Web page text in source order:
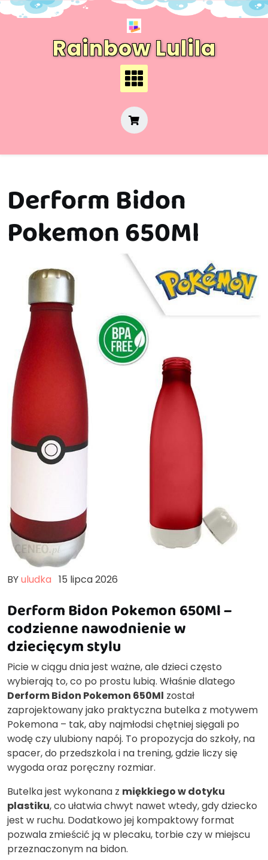
Skip
Rainbow Lulila
Derform Bidon
Pokemon 650Ml
BYuludka 15 lipca 2026
Derform Bidon Pokemon 650Ml –
codzienne nawodnienie w
dziecięcym stylu
Picie w ciągu dnia jest ważne, ale dzieci często
wybierają to, co po prostu lubią. Właśnie dlatego
Derform Bidon Pokemon 650Ml został
zaprojektowany jako praktyczna butelka z motywem
Pokemona – tak, aby najmłodsi chętniej sięgali po
wodę czy ulubiony napój. To propozycja do szkoły, na
spacer, do przedszkola i na trening, gdzie liczy się
wygoda oraz poręczny rozmiar.
Butelka jest wykonana z miękkiego w dotyku
plastiku, co ułatwia chwyt nawet wtedy, gdy dziecko
jest w ruchu. Dodatkowo jej kompaktowy format
pozwala zmieścić ją w plecaku, torbie czy w miejscu
przeznaczonym na bidon.